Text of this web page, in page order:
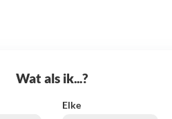
Wat als ik...?
Elke